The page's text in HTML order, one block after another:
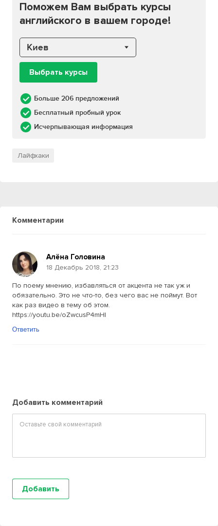
Поможем Вам выбрать курсы
английского в вашем городе!
Киев
Выбрать курсы
Больше 206 предложений
Бесплатный пробный урок
Исчерпывающая информация
Лайфхаки
Комментарии
Алёна Головина
18 Декабрь 2018, 21:23
По поему мнению, избавляться от акцента не так уж и
обязательно. Это не что-то, без чего вас не поймут. Вот
как раз видео в тему об этом.
https://youtu.be/oZwcusP4mHI
Ответить
Добавить комментарий